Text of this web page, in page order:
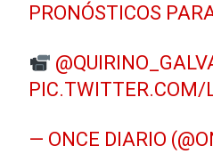
PRONÓSTICOS
PIC.TWITTER.COM/
— ONCE DIARIO